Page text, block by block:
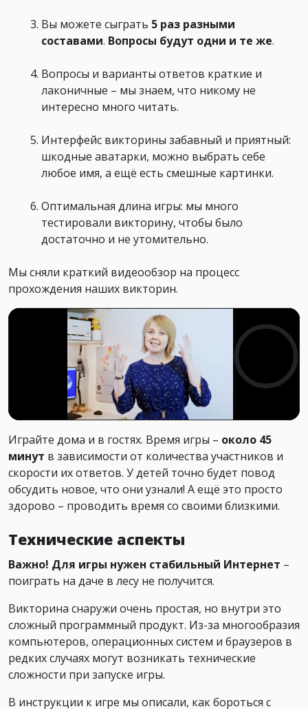
Вы можете сыграть 5 раз разными
составами. Вопросы будут одни и те же.
Вопросы и варианты ответов краткие и
лаконичные – мы знаем, что никому не
интересно много читать.
Интерфейс викторины забавный и приятный:
шкодные аватарки, можно выбрать себе
любое имя, а ещё есть смешные картинки.
Оптимальная длина игры: мы много
тестировали викторину, чтобы было
достаточно и не утомительно.
Мы сняли краткий видеообзор на процесс
прохождения наших викторин.
Играйте дома и в гостях. Время игры – около 45
минут в зависимости от количества участников и
скорости их ответов. У детей точно будет повод
обсудить новое, что они узнали! А ещё это просто
здорово – проводить время со своими близкими.
Технические аспекты
Важно! Для игры нужен стабильный Интернет –
поиграть на даче в лесу не получится.
Викторина снаружи очень простая, но внутри это
сложный программный продукт. Из-за многообразия
компьютеров, операционных систем и браузеров в
редких случаях могут возникать технические
сложности при запуске игры.
В инструкции к игре мы описали, как бороться с